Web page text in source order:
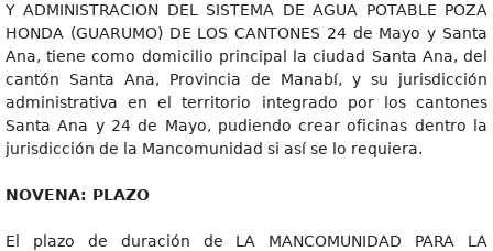
Y ADMINISTRACION DEL SISTEMA DE AGUA POTABLE POZA
HONDA (GUARUMO) DE LOS CANTONES 24 de Mayo y Santa
Ana, tiene como domicilio principal la ciudad Santa Ana, del
cantón Santa Ana, Provincia de Manabí, y su jurisdicción
administrativa en el territorio integrado por los cantones
Santa Ana y 24 de Mayo, pudiendo crear oficinas dentro la
jurisdicción de la Mancomunidad si así se lo requiera.
NOVENA: PLAZO
El plazo de duración de LA MANCOMUNIDAD PARA LA